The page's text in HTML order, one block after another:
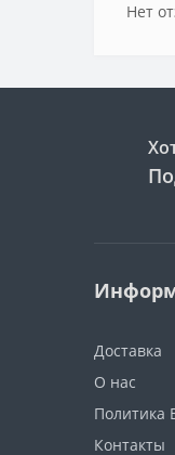
Нет
Доставка
О нас
Политика
Контакты